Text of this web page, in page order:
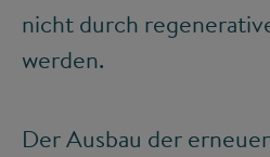
nicht durch
werden.
Der Ausbau der